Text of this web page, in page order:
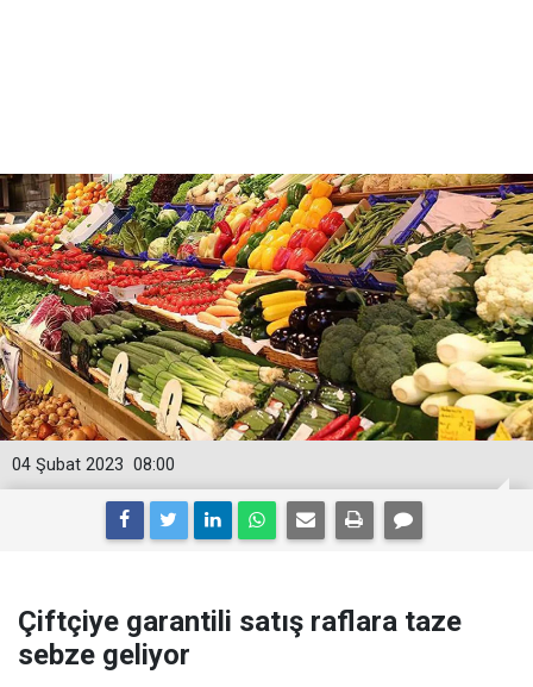
08:00
04 Şubat 2023
Çiftçiye garantili satış raflara taze
sebze geliyor